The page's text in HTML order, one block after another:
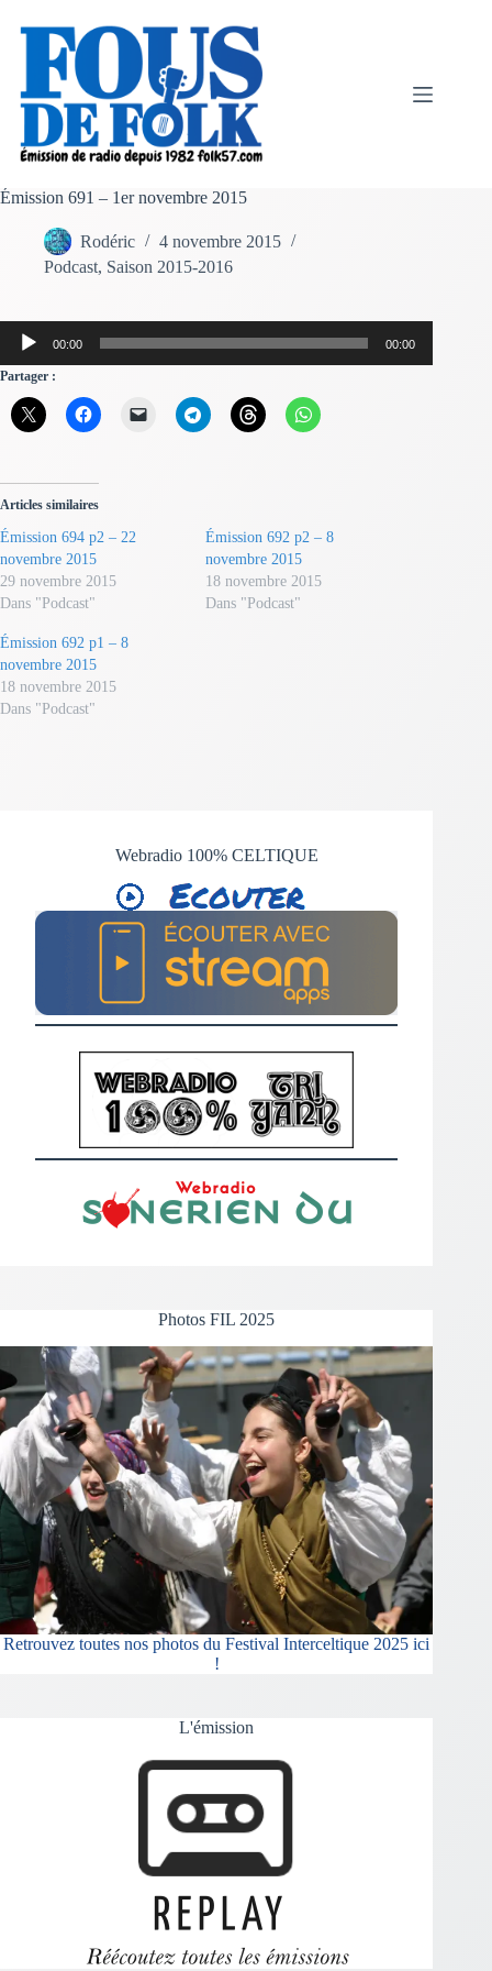
Émission 691 – 1er novembre 2015
Rodéric
4 novembre 2015
Podcast, Saison 2015-2016
Lecteur
audio
00:00 00:00
Partager :
Articles similaires
Émission 694 p2 – 22
novembre 2015
29 novembre 2015
Dans "Podcast"
Émission 692 p2 – 8
novembre 2015
18 novembre 2015
Dans "Podcast"
Émission 692 p1 – 8
novembre 2015
18 novembre 2015
Dans "Podcast"
Webradio 100% CELTIQUE
Photos FIL 2025
Retrouvez toutes nos photos du Festival Interceltique 2025 ici
!
L'émission